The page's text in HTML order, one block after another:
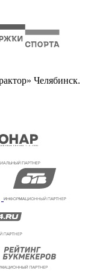
Челябинск.